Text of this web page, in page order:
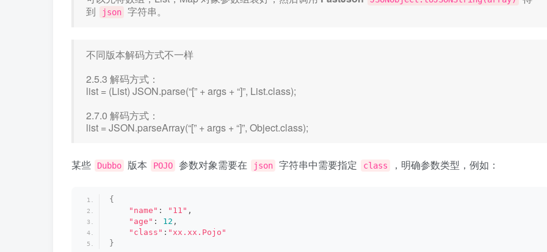
到
json 字符串。
不同版本解码方式不一样
2.5.3 解码方式：
list = (List) JSON.parse(“[” + args + “]”, List.class);
2.7.0 解码方式：
list = JSON.parseArray(“[” + args + “]”, Object.class);
某些 Dubbo 版本 POJO 参数对象需要在 json 字符串中需要指定 class ，明确参数类型，例如：
{
"name" : "11" ,
"age" : 12 ,
"class" : "xx.xx.Pojo"
}